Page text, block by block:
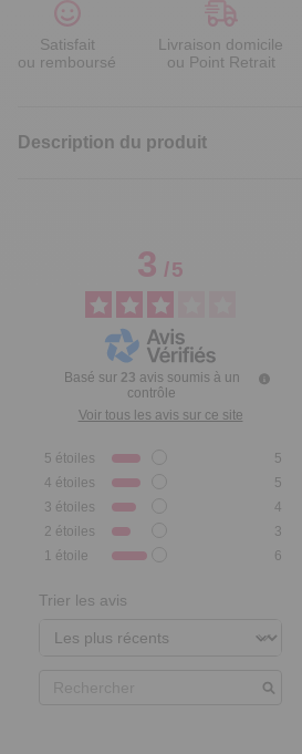
Satisfait
ou remboursé
Livraison domicile
ou Point Retrait
Description du produit
3/5
Basé sur 23 avis soumis à un
contrôle
Voir tous les avis sur ce site
5 étoiles
5
4 étoiles
5
3 étoiles
4
2 étoiles
3
1 étoile 6
Trier les avis